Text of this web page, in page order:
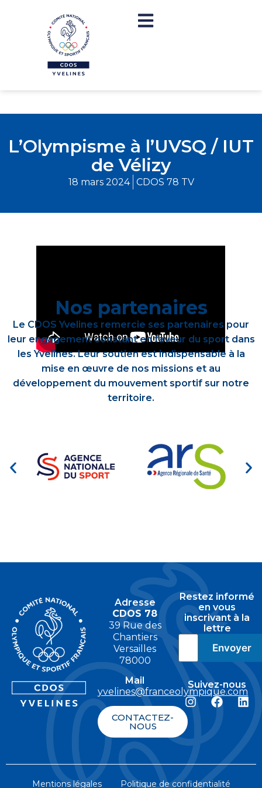
L’Olympisme à l’UVSQ / IUT
de Vélizy
18 mars 2024 CDOS 78 TV
Nos partenaires
Le CDOS Yvelines remercie ses partenaires pour
leur engagement constant en faveur du sport dans
les Yvelines. Leur soutien est indispensable à la
mise en œuvre de nos missions et au
développement du mouvement sportif sur notre
territoire.
Adresse
CDOS 78
39 Rue des
Chantiers
Versailles
78000
Mail
yvelines@franceolympique.com
CONTACTEZ-
NOUS
Restez informé
en vous
inscrivant à la
lettre
Suivez-nous
Mentions légales Politique de confidentialité